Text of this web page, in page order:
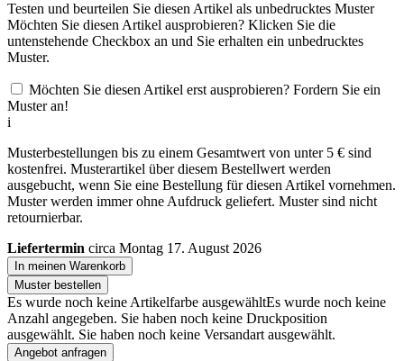
Testen und beurteilen Sie diesen Artikel als unbedrucktes Muster
Möchten Sie diesen Artikel ausprobieren? Klicken Sie die
untenstehende Checkbox an und Sie erhalten ein unbedrucktes
Muster.
Möchten Sie diesen Artikel erst ausprobieren? Fordern Sie ein
Muster an!
i
Musterbestellungen bis zu einem Gesamtwert von unter 5 € sind
kostenfrei. Musterartikel über diesem Bestellwert werden
ausgebucht, wenn Sie eine Bestellung für diesen Artikel vornehmen.
Muster werden immer ohne Aufdruck geliefert. Muster sind nicht
retournierbar.
Liefertermin circa Montag 17. August 2026
In meinen Warenkorb
Muster bestellen
Es wurde noch keine Artikelfarbe ausgewähltEs wurde noch keine
Anzahl angegeben. Sie haben noch keine Druckposition
ausgewählt. Sie haben noch keine Versandart ausgewählt.
Angebot anfragen